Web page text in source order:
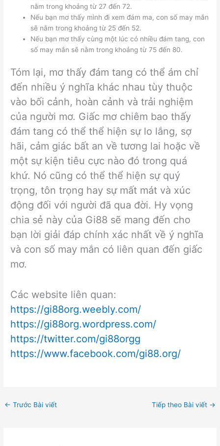
nằm trong khoảng từ 27 đến 72.
Nếu bạn mơ thấy mình đi xem đám ma, con số may mắn
sẽ nằm trong khoảng từ 25 đến 52.
Nếu bạn mơ thấy cùng một lúc có nhiều đám tang, con
số may mắn sẽ nằm trong khoảng từ 75 đến 80.
Tóm lại, mơ thấy đám tang có thể ám chỉ
đến nhiều ý nghĩa khác nhau tùy thuộc
vào bối cảnh, hoàn cảnh và trải nghiệm
của người mơ. Giấc mơ chiêm bao thấy
đám tang có thể thể hiện sự lo lắng, sợ
hãi, cảm giác bất an về tương lai hoặc về
một sự kiện tiêu cực nào đó trong quá
khứ. Nó cũng có thể thể hiện sự quý
trọng, tôn trọng hay sự mất mát và xúc
động đối với người đã qua đời. Hy vọng
chia sẻ này của Gi88 sẽ mang đến cho
bạn lời giải đáp chính xác nhất về ý nghĩa
và con số may mắn có liên quan đến giấc
mơ.
Các website liên quan:
https://gi88org.weebly.com/
https://gi88org.wordpress.com/
https://twitter.com/gi88orgg
https://www.facebook.com/gi88.org/
← Trước Bài viết Tiếp theo Bài viết →